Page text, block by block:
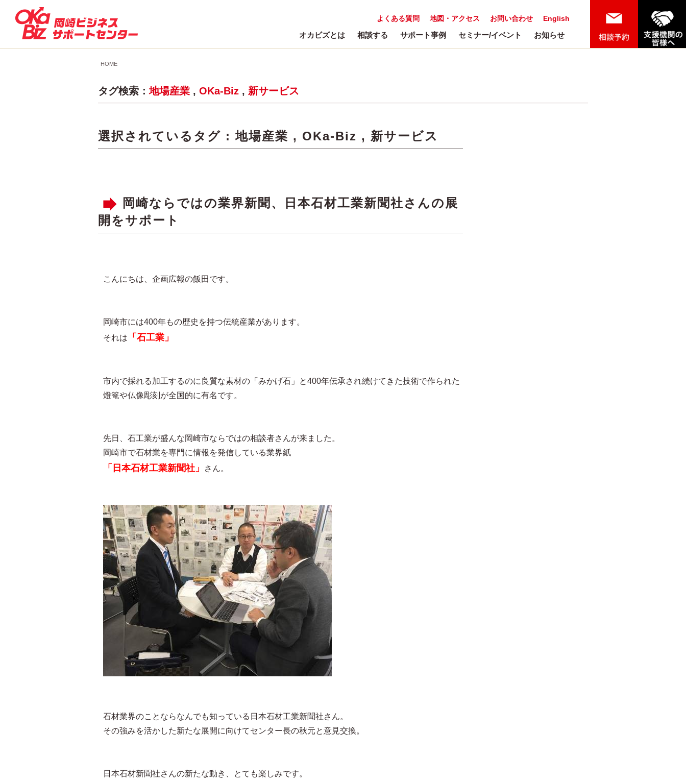
English
お問い合わせ
地図・アクセス
よくある質問
オカビズとは 相談する サポート事例 セミナー/イベント お知らせ
HOME
タグ検索：地場産業 , OKa-Biz , 新サービス
選択されているタグ :地場産業 , OKa-Biz , 新サービス
岡崎ならではの業界新聞、日本石材工業新聞社さんの展
開をサポート
こんにちは、企画広報の飯田です。
岡崎市には400年もの歴史を持つ伝統産業があります。
それは
「石工業」
市内で採れる加工するのに良質な素材の「みかげ石」と400年伝承され続けてきた技術で作られた
燈篭や仏像彫刻が全国的に有名です。
先日、石工業が盛んな岡崎市ならではの相談者さんが来ました。
岡崎市で石材業を専門に情報を発信している業界紙
「日本石材工業新聞社」 さん。
石材業界のことならなんでも知っている日本石材工業新聞社さん。
その強みを活かした新たな展開に向けてセンター長の秋元と意見交換。
日本石材新聞社さんの新たな動き、とても楽しみです。